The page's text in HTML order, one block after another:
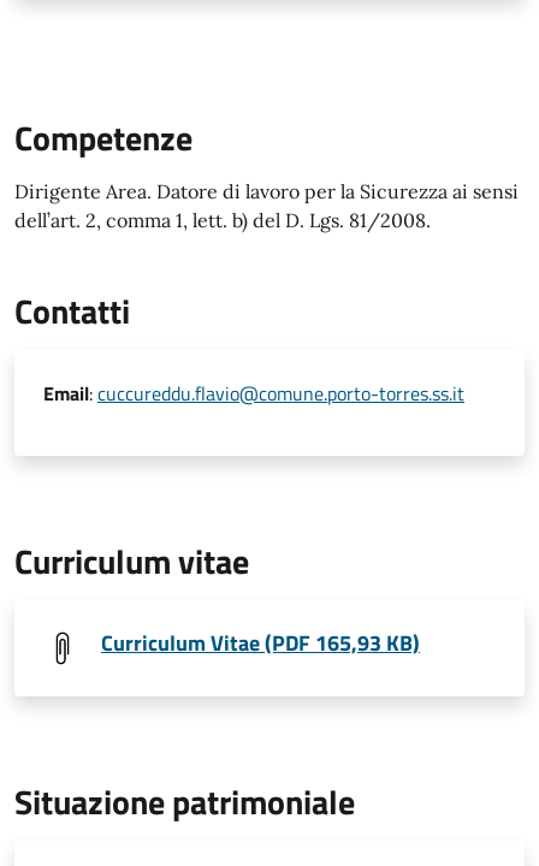
Competenze
Dirigente Area. Datore di lavoro per la Sicurezza ai sensi
dell’art. 2, comma 1, lett. b) del D. Lgs. 81/2008.
Contatti
Email:cuccureddu.flavio@comune.porto-torres.ss.it
Curriculum vitae
Curriculum Vitae (PDF 165,93 KB)
Situazione patrimoniale